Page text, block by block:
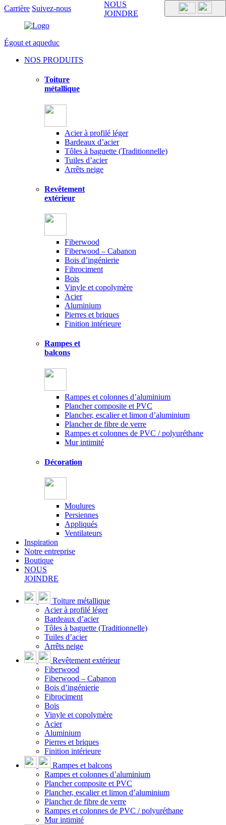
Carrière Suivez-nous
Égout et aqueduc
NOS PRODUITS
Toiture
métallique
Acier à profilé léger
Bardeaux d’acier
Tôles à baguette (Traditionnelle)
Tuiles d’acier
Arrêts neige
Revêtement
extérieur
Fiberwood
Fiberwood – Cabanon
Bois d’ingénierie
Fibrociment
Bois
Vinyle et copolymère
Acier
Aluminium
Pierres et briques
Finition intérieure
Rampes et
balcons
Rampes et colonnes d’aluminium
Plancher composite et PVC
Plancher, escalier et limon d’aluminium
Plancher de fibre de verre
Rampes et colonnes de PVC / polyuréthane
Mur intimité
Décoration
Moulures
Persiennes
Appliqués
Ventilateurs
Inspiration
Notre entreprise
Boutique
NOUS
JOINDRE
NOUS
JOINDRE
Toiture métallique
Acier à profilé léger
Bardeaux d’acier
Tôles à baguette (Traditionnelle)
Tuiles d’acier
Arrêts neige
Revêtement extérieur
Fiberwood
Fiberwood – Cabanon
Bois d’ingénierie
Fibrociment
Bois
Vinyle et copolymère
Acier
Aluminium
Pierres et briques
Finition intérieure
Rampes et balcons
Rampes et colonnes d’aluminium
Plancher composite et PVC
Plancher, escalier et limon d’aluminium
Plancher de fibre de verre
Rampes et colonnes de PVC / polyuréthane
Mur intimité